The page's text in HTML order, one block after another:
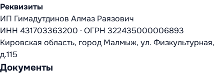
Реквизиты
ИП Гимадутдинов Алмаз Раязович
ИНН 431703363200 · ОГРН 322435000006893
Кировская область, город Малмыж, ул. Физкультурная,
д.115
Документы